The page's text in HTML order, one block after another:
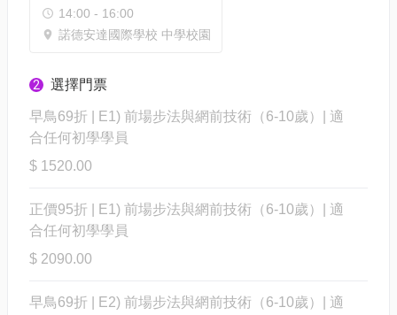
14:00 - 16:00
諾德安達國際學校 中學校園
2 選擇門票
早鳥69折 | E1) 前場步法與網前技術（6-10歲）| 適
合任何初學學員
$ 1520.00
正價95折 | E1) 前場步法與網前技術（6-10歲）| 適
合任何初學學員
$ 2090.00
早鳥69折 | E2) 前場步法與網前技術（6-10歲）| 適